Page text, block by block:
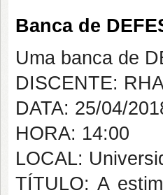
Banca de
Uma banca de
DISCENTE:
DATA: 25/04/
HORA: 14:00
LOCAL:
TÍTULO: A